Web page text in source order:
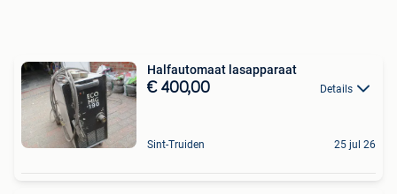
Halfautomaat lasapparaat
€ 400,00 Details
Sint-Truiden 25 jul 26